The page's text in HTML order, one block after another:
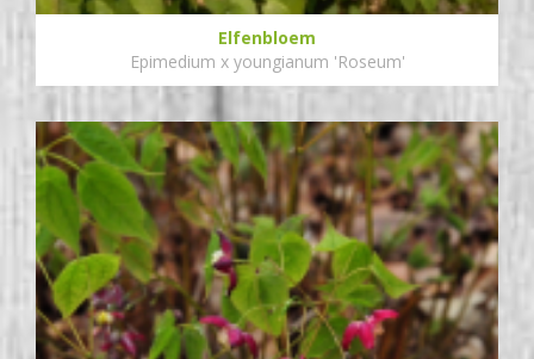
Elfenbloem
Epimedium x youngianum 'Roseum'